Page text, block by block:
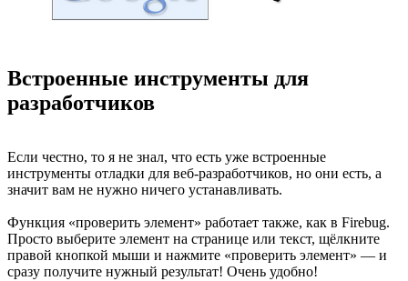
Встроенные инструменты для
разработчиков
Если честно, то я не знал, что есть уже встроенные
инструменты отладки для веб-разработчиков, но они есть, а
значит вам не нужно ничего устанавливать.
Функция «проверить элемент» работает также, как в Firebug.
Просто выберите элемент на странице или текст, щёлкните
правой кнопкой мыши и нажмите «проверить элемент» — и
сразу получите нужный результат! Очень удобно!